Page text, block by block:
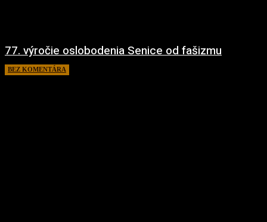
77. výročie oslobodenia Senice od fašizmu
BEZ KOMENTÁRA